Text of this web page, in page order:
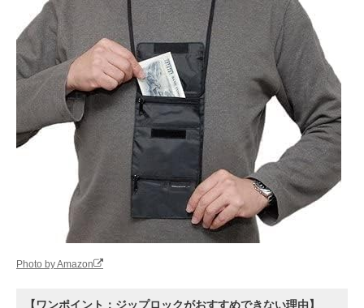
Photo by Amazon
【ワンポイント：ジップロックがおすすめできない理由】